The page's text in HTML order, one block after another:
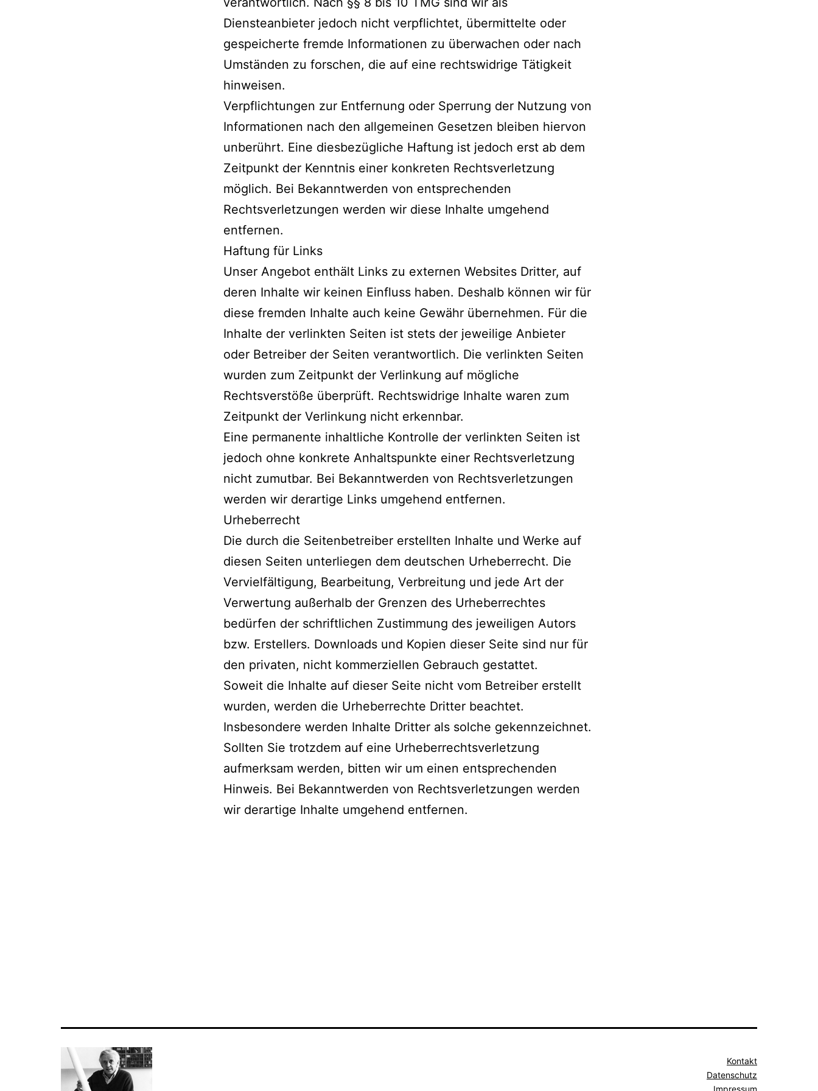
Diensteanbieter jedoch nicht verpflichtet, übermittelte oder
gespeicherte fremde Informationen zu überwachen oder nach
Umständen zu forschen, die auf eine rechtswidrige Tätigkeit
hinweisen.
Verpflichtungen zur Entfernung oder Sperrung der Nutzung von
Informationen nach den allgemeinen Gesetzen bleiben hiervon
unberührt. Eine diesbezügliche Haftung ist jedoch erst ab dem
Zeitpunkt der Kenntnis einer konkreten Rechtsverletzung
möglich. Bei Bekanntwerden von entsprechenden
Rechtsverletzungen werden wir diese Inhalte umgehend
entfernen.
Haftung für Links
Unser Angebot enthält Links zu externen Websites Dritter, auf
deren Inhalte wir keinen Einfluss haben. Deshalb können wir für
diese fremden Inhalte auch keine Gewähr übernehmen. Für die
Inhalte der verlinkten Seiten ist stets der jeweilige Anbieter
oder Betreiber der Seiten verantwortlich. Die verlinkten Seiten
wurden zum Zeitpunkt der Verlinkung auf mögliche
Rechtsverstöße überprüft. Rechtswidrige Inhalte waren zum
Zeitpunkt der Verlinkung nicht erkennbar.
Eine permanente inhaltliche Kontrolle der verlinkten Seiten ist
jedoch ohne konkrete Anhaltspunkte einer Rechtsverletzung
nicht zumutbar. Bei Bekanntwerden von Rechtsverletzungen
werden wir derartige Links umgehend entfernen.
Urheberrecht
Die durch die Seitenbetreiber erstellten Inhalte und Werke auf
diesen Seiten unterliegen dem deutschen Urheberrecht. Die
Vervielfältigung, Bearbeitung, Verbreitung und jede Art der
Verwertung außerhalb der Grenzen des Urheberrechtes
bedürfen der schriftlichen Zustimmung des jeweiligen Autors
bzw. Erstellers. Downloads und Kopien dieser Seite sind nur für
den privaten, nicht kommerziellen Gebrauch gestattet.
Soweit die Inhalte auf dieser Seite nicht vom Betreiber erstellt
wurden, werden die Urheberrechte Dritter beachtet.
Insbesondere werden Inhalte Dritter als solche gekennzeichnet.
Sollten Sie trotzdem auf eine Urheberrechtsverletzung
aufmerksam werden, bitten wir um einen entsprechenden
Hinweis. Bei Bekanntwerden von Rechtsverletzungen werden
wir derartige Inhalte umgehend entfernen.
Kontakt
Datenschutz
Impressum